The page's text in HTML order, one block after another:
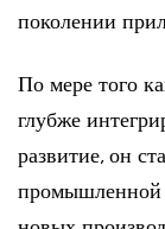
поколении
По мере того
глубже
развитие, он
промышленной